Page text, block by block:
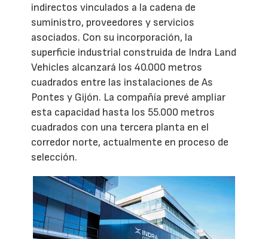
indirectos vinculados a la cadena de
suministro, proveedores y servicios
asociados. Con su incorporación, la
superficie industrial construida de Indra Land
Vehicles alcanzará los 40.000 metros
cuadrados entre las instalaciones de As
Pontes y Gijón. La compañía prevé ampliar
esta capacidad hasta los 55.000 metros
cuadrados con una tercera planta en el
corredor norte, actualmente en proceso de
selección.